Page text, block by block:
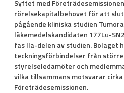
Syftet med
rörelsekapitalbehovet för att
pågående kliniska studien
läkemedelskandidaten 177Lu-
fas IIa-delen av studien. Bolaget
teckningsförbindelser från
styrelseledamöter och
vilka tillsammans motsvarar
Företrädesemissionen.